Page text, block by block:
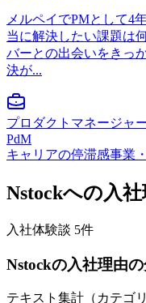
メルペイでPMとして4
当に解決したい課題は
バーとの出会いをきっ
決が...
プロダクトマネージャ
PdM
キャリアの停滞感事業
Nstockへの入
入社体験談 5件
Nstockの入社理由
テキスト集計（カテゴ